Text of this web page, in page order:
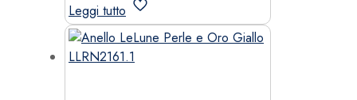
Leggi tutto